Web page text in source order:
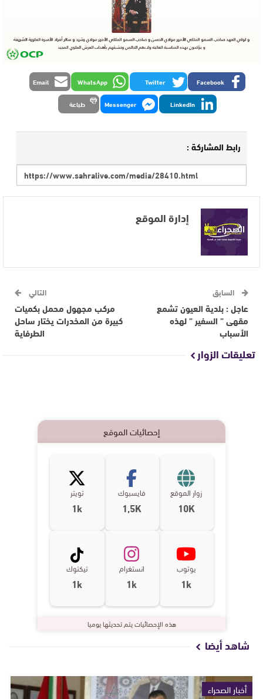
Facebook
Twitter
WhatsApp
Email
LinkedIn
Messenger طباعة
رابط المشاركة :
إدارة الموقع
السابق
عاجل : بلدية العيون تشمع
مقهى ” السفير ” لهذه
الأسباب
التالي
مركب مجهول محمل بكميات
كبيرة من المخدرات يختار ساحل
الطرفاية
تعليقات الزوار
إحصائيات الموقع
زوار الموقع
10K
فايسبوك
1,5K
تويتر
1k
يوتوب
1k
انستغرام
1k
تيكتوك
1k
هذه الإحصائيات يتم تحديثها يوميا
شاهد أيضا
أخبار الصحراء